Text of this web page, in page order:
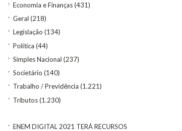
Economia e Finanças(431)
Geral (218)
Legislação (134)
Política (44)
Simples Nacional (237)
Societário (140)
Trabalho / Previdência (1.221)
Tributos(1.230)
ENEM DIGITAL 2021 TERÁ RECURSOS